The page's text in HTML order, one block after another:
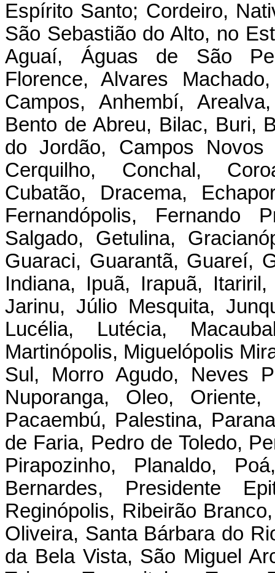
Espírito Santo; Cordeiro,
São Sebastião do Alto, no
Aguaí, Águas de São
Florence, Alvares
Campos, Anhembí,
Bento de Abreu, Bilac, Buri,
do Jordão, Campos Novos
Cerquilho, Conchal,
Cubatão, Dracema,
Fernandópolis, Fernando
Salgado, Getulina,
Guaraci, Guarantã, Guareí,
Indiana, Ipuã, Irapuã,
Jarinu, Júlio Mesquita,
Lucélia, Lutécia,
Martinópolis, Miguelópolis
Sul, Morro Agudo, Neves
Nuporanga, Oleo,
Pacaembú, Palestina,
de Faria, Pedro de Toledo,
Pirapozinho, Planaldo,
Bernardes, Presidente
Reginópolis, Ribeirão
Oliveira, Santa Bárbara do
da Bela Vista, São Miguel